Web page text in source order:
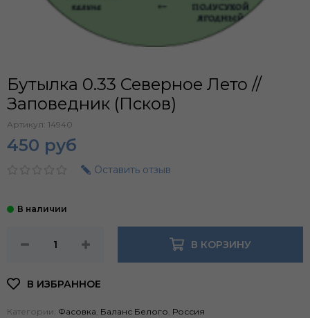
Бутылка 0.33 Северное Лето //
Заповедник (Псков)
Артикул: 14940
450 руб
Оставить отзыв
В КОРЗИНУ
Категории: Фасовка Баланс Белого Россия